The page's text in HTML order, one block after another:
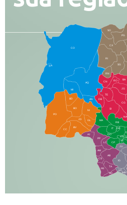
CO
AQ
MI
AN
CX
RI
SG
BA
RO
JG
CG
SI
NA
RB
MA
IT
DR
DO
CP
JU
BD
BO
NI
JD
PO
BV
CC
PP
AJ
LC
AM
AB
JP
DB
TE
CS
PR
TA
SQ
IG
MN
RN
CN
GL
FS
VC
PG
SO
LA